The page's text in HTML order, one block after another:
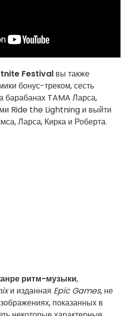
Festival вы также
бонус-треком, сесть
барабанах TAMA Ларса,
Ride the Lightning и выйти
Ларса, Кирка и Роберта.
ритм-музыки,
и изданная Epic Games, не
показанных в